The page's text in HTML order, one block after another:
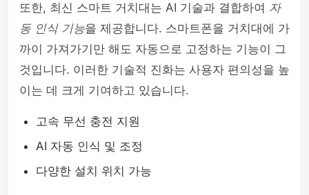
또한, 최신 스마트 거치대는 AI 기술과 결합하여 자
동 인식 기능을 제공합니다. 스마트폰을 거치대에 가
까이 가져가기만 해도 자동으로 고정하는 기능이 그
것입니다. 이러한 기술적 진화는 사용자 편의성을 높
이는 데 크게 기여하고 있습니다.
고속 무선 충전 지원
AI 자동 인식 및 조정
다양한 설치 위치 가능